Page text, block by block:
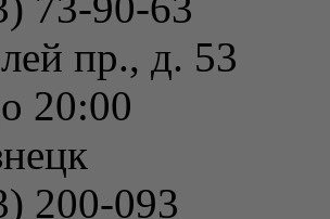
пр., д. 53
20:00
200-093